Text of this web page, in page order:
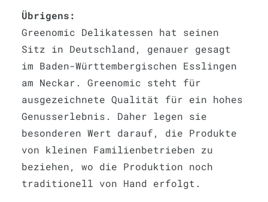
Übrigens:
Greenomic Delikatessen hat seinen
Sitz in Deutschland, genauer gesagt
im Baden-Württembergischen Esslingen
am Neckar. Greenomic steht für
ausgezeichnete Qualität für ein hohes
Genusserlebnis. Daher legen sie
besonderen Wert darauf, die Produkte
von kleinen Familienbetrieben zu
beziehen, wo die Produktion noch
traditionell von Hand erfolgt.